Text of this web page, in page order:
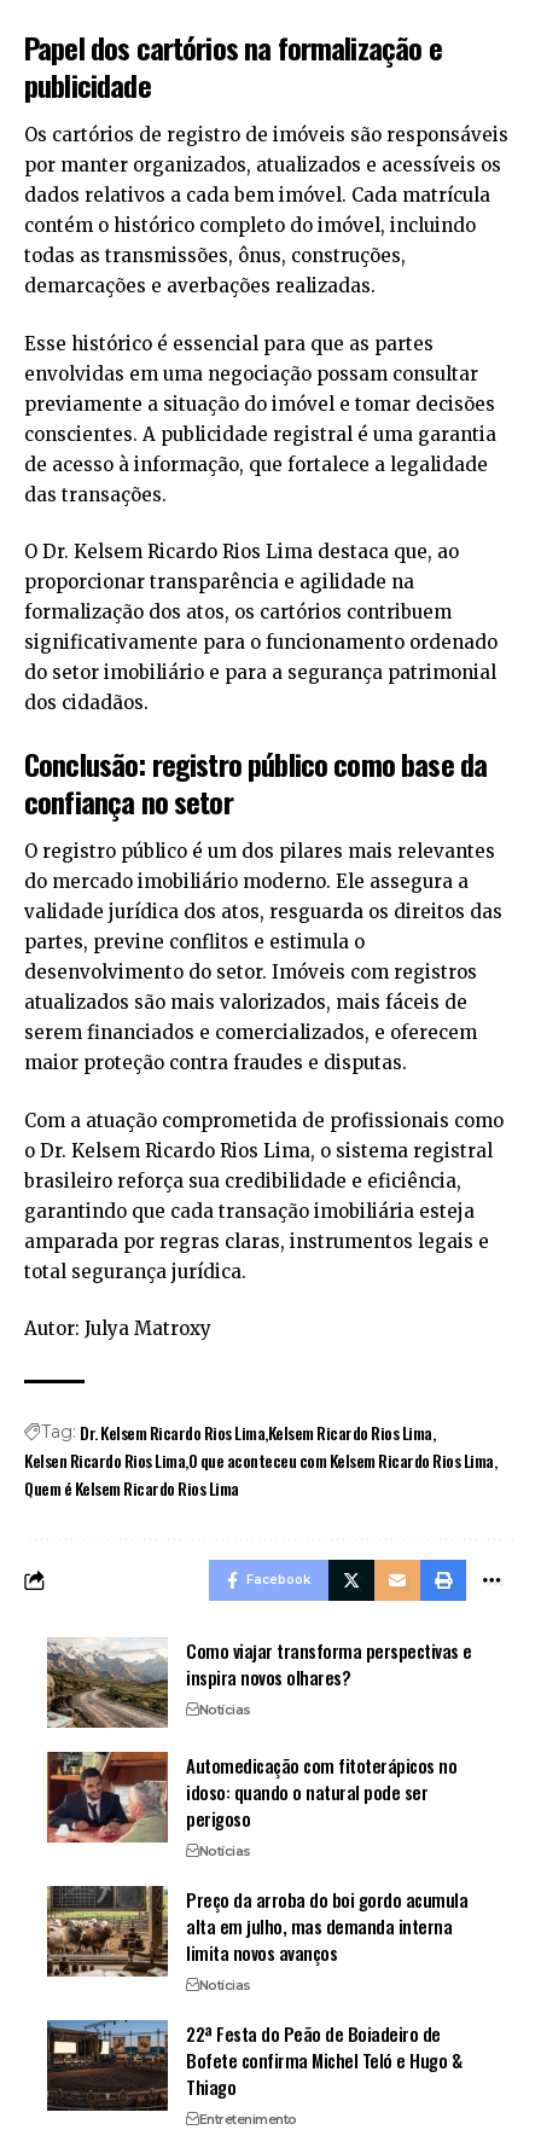
Papel dos cartórios na formalização e
publicidade
Os cartórios de registro de imóveis são responsáveis
por manter organizados, atualizados e acessíveis os
dados relativos a cada bem imóvel. Cada matrícula
contém o histórico completo do imóvel, incluindo
todas as transmissões, ônus, construções,
demarcações e averbações realizadas.
Esse histórico é essencial para que as partes
envolvidas em uma negociação possam consultar
previamente a situação do imóvel e tomar decisões
conscientes. A publicidade registral é uma garantia
de acesso à informação, que fortalece a legalidade
das transações.
O Dr. Kelsem Ricardo Rios Lima destaca que, ao
proporcionar transparência e agilidade na
formalização dos atos, os cartórios contribuem
significativamente para o funcionamento ordenado
do setor imobiliário e para a segurança patrimonial
dos cidadãos.
Conclusão: registro público como base da
confiança no setor
O registro público é um dos pilares mais relevantes
do mercado imobiliário moderno. Ele assegura a
validade jurídica dos atos, resguarda os direitos das
partes, previne conflitos e estimula o
desenvolvimento do setor. Imóveis com registros
atualizados são mais valorizados, mais fáceis de
serem financiados e comercializados, e oferecem
maior proteção contra fraudes e disputas.
Com a atuação comprometida de profissionais como
o Dr. Kelsem Ricardo Rios Lima, o sistema registral
brasileiro reforça sua credibilidade e eficiência,
garantindo que cada transação imobiliária esteja
amparada por regras claras, instrumentos legais e
total segurança jurídica.
Autor: Julya Matroxy
Tag: Dr. Kelsem Ricardo Rios LimaKelsem Ricardo Rios Lima
Kelsen Ricardo Rios LimaO que aconteceu com Kelsem Ricardo Rios Lima
Quem é Kelsem Ricardo Rios Lima
Facebook
Como viajar transforma perspectivas e
inspira novos olhares?
Notícias
Automedicação com fitoterápicos no
idoso: quando o natural pode ser
perigoso
Notícias
Preço da arroba do boi gordo acumula
alta em julho, mas demanda interna
limita novos avanços
Notícias
22ª Festa do Peão de Boiadeiro de
Bofete confirma Michel Teló e Hugo &
Thiago
Entretenimento